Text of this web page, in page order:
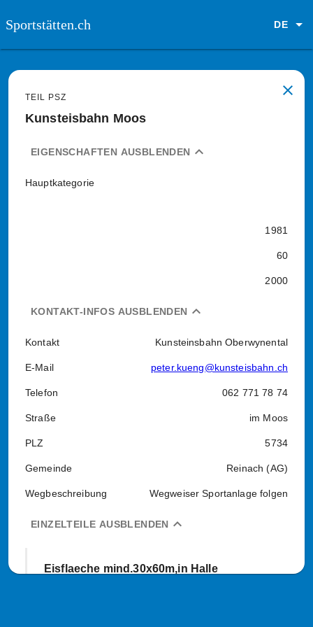
Sportstätten.ch DE
close
TEIL PSZ
Kunsteisbahn Moos
expand_less
EIGENSCHAFTEN AUSBLENDEN
Hauptkategorie
1981
60
2000
expand_less
KONTAKT-INFOS AUSBLENDEN
Kontakt Kunsteinsbahn Oberwynental
E-Mail peter.kueng@kunsteisbahn.ch
Telefon 062 771 78 74
Straße im Moos
PLZ 5734
Gemeinde Reinach (AG)
Wegbeschreibung Wegweiser Sportanlage folgen
expand_less
EINZELTEILE AUSBLENDEN
Eisflaeche mind.30x60m,in Halle